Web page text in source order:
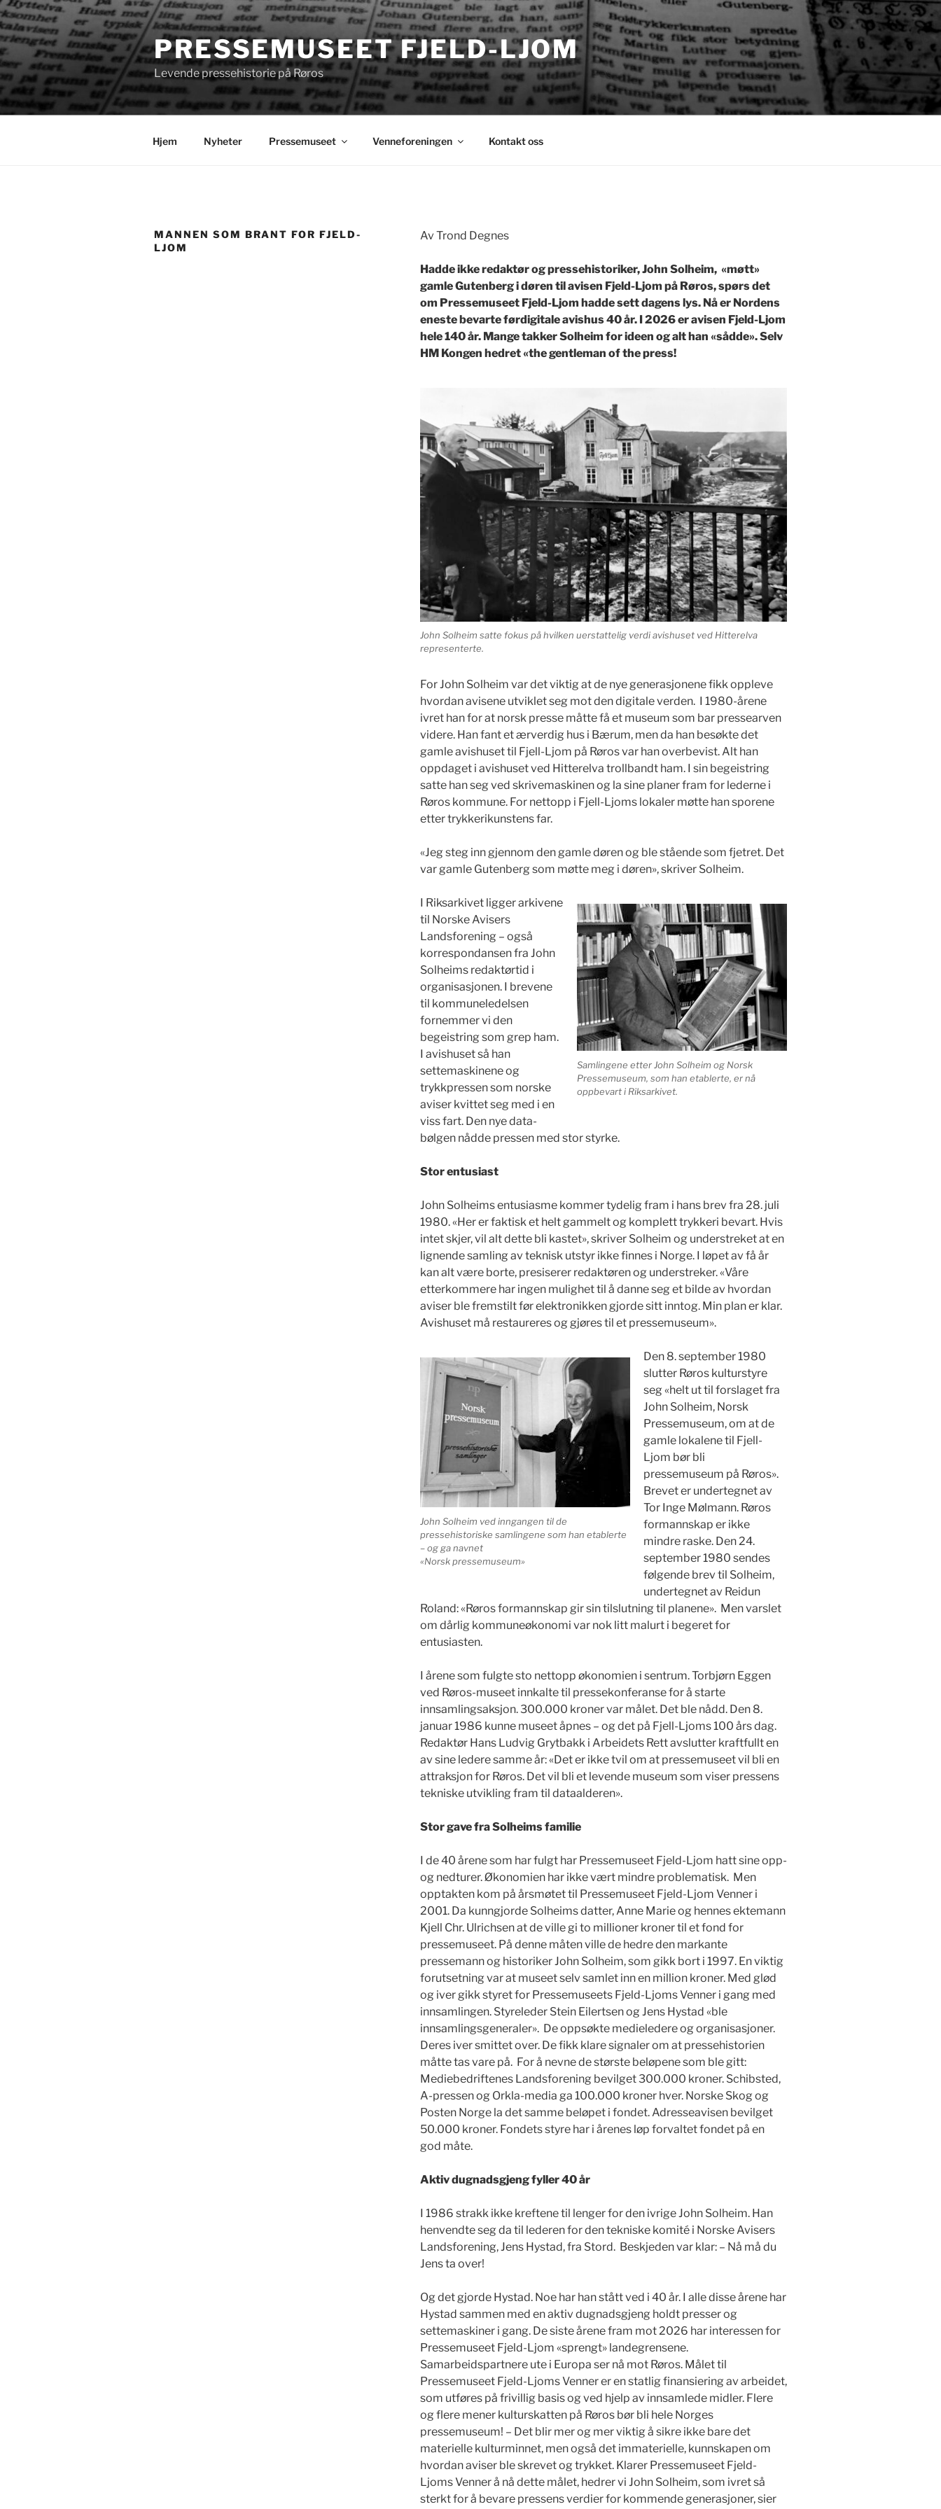
Gå
til
innhold
PRESSEMUSEET FJELD-LJOM
Levende pressehistorie på Røros
Hjem Nyheter Pressemuseet Venneforeningen Kontakt oss
MANNEN SOM BRANT FOR FJELD-
LJOM
Av Trond Degnes
Hadde ikke redaktør og pressehistoriker, John Solheim, «møtt»
gamle Gutenberg i døren til avisen Fjeld-Ljom på Røros, spørs det
om Pressemuseet Fjeld-Ljom hadde sett dagens lys. Nå er Nordens
eneste bevarte førdigitale avishus 40 år. I 2026 er avisen Fjeld-Ljom
hele 140 år. Mange takker Solheim for ideen og alt han «sådde». Selv
HM Kongen hedret «the gentleman of the press!
John Solheim satte fokus på hvilken uerstattelig verdi avishuset ved Hitterelva
representerte.
For John Solheim var det viktig at de nye generasjonene fikk oppleve
hvordan avisene utviklet seg mot den digitale verden. I 1980-årene
ivret han for at norsk presse måtte få et museum som bar pressearven
videre. Han fant et ærverdig hus i Bærum, men da han besøkte det
gamle avishuset til Fjell-Ljom på Røros var han overbevist. Alt han
oppdaget i avishuset ved Hitterelva trollbandt ham. I sin begeistring
satte han seg ved skrivemaskinen og la sine planer fram for lederne i
Røros kommune. For nettopp i Fjell-Ljoms lokaler møtte han sporene
etter trykkerikunstens far.
«Jeg steg inn gjennom den gamle døren og ble stående som fjetret. Det
var gamle Gutenberg som møtte meg i døren», skriver Solheim.
Samlingene etter John Solheim og Norsk
Pressemuseum, som han etablerte, er nå
oppbevart i Riksarkivet.
I Riksarkivet ligger arkivene
til Norske Avisers
Landsforening – også
korrespondansen fra John
Solheims redaktørtid i
organisasjonen. I brevene
til kommuneledelsen
fornemmer vi den
begeistring som grep ham.
I avishuset så han
settemaskinene og
trykkpressen som norske
aviser kvittet seg med i en
viss fart. Den nye data-
bølgen nådde pressen med stor styrke.
Stor entusiast
John Solheims entusiasme kommer tydelig fram i hans brev fra 28. juli
1980. «Her er faktisk et helt gammelt og komplett trykkeri bevart. Hvis
intet skjer, vil alt dette bli kastet», skriver Solheim og understreket at en
lignende samling av teknisk utstyr ikke finnes i Norge. I løpet av få år
kan alt være borte, presiserer redaktøren og understreker. «Våre
etterkommere har ingen mulighet til å danne seg et bilde av hvordan
aviser ble fremstilt før elektronikken gjorde sitt inntog. Min plan er klar.
Avishuset må restaureres og gjøres til et pressemuseum».
John Solheim ved inngangen til de
pressehistoriske samlingene som han etablerte
– og ga navnet
«Norsk pressemuseum»
Den 8. september 1980
slutter Røros kulturstyre
seg «helt ut til forslaget fra
John Solheim, Norsk
Pressemuseum, om at de
gamle lokalene til Fjell-
Ljom bør bli
pressemuseum på Røros».
Brevet er undertegnet av
Tor Inge Mølmann. Røros
formannskap er ikke
mindre raske. Den 24.
september 1980 sendes
følgende brev til Solheim,
undertegnet av Reidun
Roland: «Røros formannskap gir sin tilslutning til planene». Men varslet
om dårlig kommuneøkonomi var nok litt malurt i begeret for
entusiasten.
I årene som fulgte sto nettopp økonomien i sentrum. Torbjørn Eggen
ved Røros-museet innkalte til pressekonferanse for å starte
innsamlingsaksjon. 300.000 kroner var målet. Det ble nådd. Den 8.
januar 1986 kunne museet åpnes – og det på Fjell-Ljoms 100 års dag.
Redaktør Hans Ludvig Grytbakk i Arbeidets Rett avslutter kraftfullt en
av sine ledere samme år: «Det er ikke tvil om at pressemuseet vil bli en
attraksjon for Røros. Det vil bli et levende museum som viser pressens
tekniske utvikling fram til dataalderen».
Stor gave fra Solheims familie
I de 40 årene som har fulgt har Pressemuseet Fjeld-Ljom hatt sine opp-
og nedturer. Økonomien har ikke vært mindre problematisk. Men
opptakten kom på årsmøtet til Pressemuseet Fjeld-Ljom Venner i
2001. Da kunngjorde Solheims datter, Anne Marie og hennes ektemann
Kjell Chr. Ulrichsen at de ville gi to millioner kroner til et fond for
pressemuseet. På denne måten ville de hedre den markante
pressemann og historiker John Solheim, som gikk bort i 1997. En viktig
forutsetning var at museet selv samlet inn en million kroner. Med glød
og iver gikk styret for Pressemuseets Fjeld-Ljoms Venner i gang med
innsamlingen. Styreleder Stein Eilertsen og Jens Hystad «ble
innsamlingsgeneraler». De oppsøkte medieledere og organisasjoner.
Deres iver smittet over. De fikk klare signaler om at pressehistorien
måtte tas vare på. For å nevne de største beløpene som ble gitt:
Mediebedriftenes Landsforening bevilget 300.000 kroner. Schibsted,
A-pressen og Orkla-media ga 100.000 kroner hver. Norske Skog og
Posten Norge la det samme beløpet i fondet. Adresseavisen bevilget
50.000 kroner. Fondets styre har i årenes løp forvaltet fondet på en
god måte.
Aktiv dugnadsgjeng fyller 40 år
I 1986 strakk ikke kreftene til lenger for den ivrige John Solheim. Han
henvendte seg da til lederen for den tekniske komité i Norske Avisers
Landsforening, Jens Hystad, fra Stord. Beskjeden var klar: – Nå må du
Jens ta over!
Og det gjorde Hystad. Noe har han stått ved i 40 år. I alle disse årene har
Hystad sammen med en aktiv dugnadsgjeng holdt presser og
settemaskiner i gang. De siste årene fram mot 2026 har interessen for
Pressemuseet Fjeld-Ljom «sprengt» landegrensene.
Samarbeidspartnere ute i Europa ser nå mot Røros. Målet til
Pressemuseet Fjeld-Ljoms Venner er en statlig finansiering av arbeidet,
som utføres på frivillig basis og ved hjelp av innsamlede midler. Flere
og flere mener kulturskatten på Røros bør bli hele Norges
pressemuseum! – Det blir mer og mer viktig å sikre ikke bare det
materielle kulturminnet, men også det immaterielle, kunnskapen om
hvordan aviser ble skrevet og trykket. Klarer Pressemuseet Fjeld-
Ljoms Venner å nå dette målet, hedrer vi John Solheim, som ivret så
sterkt for å bevare pressens verdier for kommende generasjoner, sier